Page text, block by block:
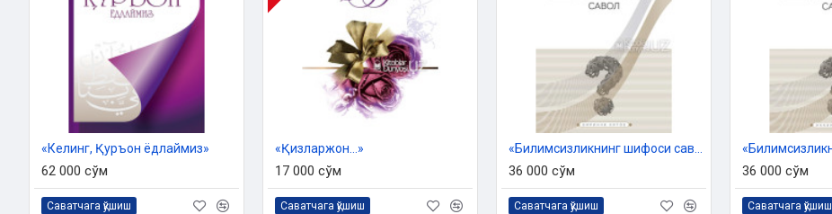
муқаддимадан, 151 байт ҳамда хотимадан иборат. Унда асосан Исломнинг беш рукни – калимаи
шаҳодат, намоз, рўза, закот, ҳаж ибодатлари ҳамда уларга оид ҳукмлар баён қилинган.
Муаллиф манзумани «Ёш болалар учун кифоя» деб атаган бўлса-да, у фиқҳ илмини бошланғич
босқичда ўрганаётган ҳар қандай ёшдаги кишилар учун ҳам айни муддаодир. Исломнинг
рукнларини, фиқҳ илмини илк бор ўрганмоқчи бўлганлар ушбу манзума ва унинг шарҳи билан
кифояланишлари, кейин бошқа босқичларга ўтишлари тавсия қилинади. Шу боис мазкур
қўлланмани таълим муассасаларида бошланғич босқичдаги толиби илмлар учун ўқув
дастурига киритиш ҳам мумкин. Зеро, буни кўпчилик устозлар тавсия қилишган, кўплаб мусулмон
юртларда бу асар бошланғич дарсликлар қаторига киритилган.
«Келинг, Қуръон ёдлаймиз»
62 000 сўм
Саватчага қўшиш
«Қизларжон...»
17 000 сўм
Саватчага қўшиш
36 000 сўм
Саватчага қўшиш
36 000 сўм
Саватчага қўшиш